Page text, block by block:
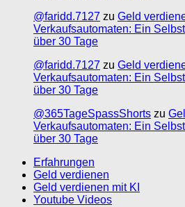
@faridd.7127 zu Geld
Verkaufsautomaten: Ein
über 30 Tage
@faridd.7127 zu Geld
Verkaufsautomaten: Ein
über 30 Tage
@365TageSpassShorts zu
Verkaufsautomaten: Ein
über 30 Tage
Erfahrungen
Geld verdienen
Geld verdienen mit KI
Youtube Videos